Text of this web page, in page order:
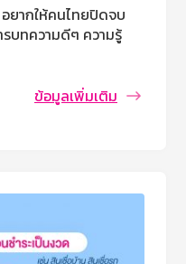
ยากให้คนไทยปิดจบ
บทความดีๆ ความรู้
ข้อมูลเพิ่มเติม